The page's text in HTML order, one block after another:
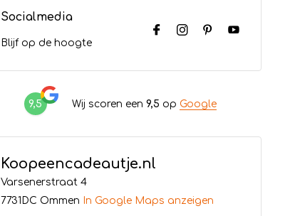
Socialmedia
Blijf op de hoogte
9,5 Wij scoren een 9,5 op Google
Koopeencadeautje.nl
Varsenerstraat 4
7731DC Ommen In Google Maps anzeigen